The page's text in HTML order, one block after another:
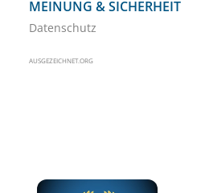
MEINUNG & SICHERHEIT
Datenschutz
AUSGEZEICHNET.ORG